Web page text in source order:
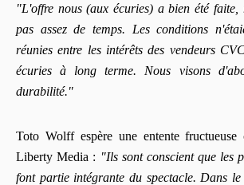
"L'offre nous (aux écuries) a bien été faite,
pas assez de temps. Les conditions
réunies entre les intérêts des vendeurs
écuries à long terme. Nous visons
durabilité."
Toto Wolff espère une entente fructueuse
Liberty Media : "Ils sont conscient que les
font partie intégrante du spectacle. Dans le